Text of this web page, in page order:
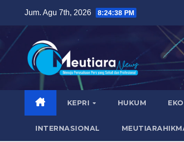
content
Jum. Agu 7th, 2026 8:24:39 PM
KEPRI HUKUM
INTERNASIONAL